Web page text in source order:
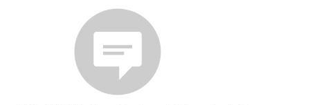
Habt Dank für die Zeit, die ich mit euch verplaudert hab'
Und für Eure Geduld, wenn's mehr als eine Meinung gab
Dafür, dass ihr nie fragt, wann ich komm' oder geh'
Für die stets offene Tür, in der ich jetzt steh'
Ab ins Archiv. Danke an alle, die zum Gelingen dieses Events